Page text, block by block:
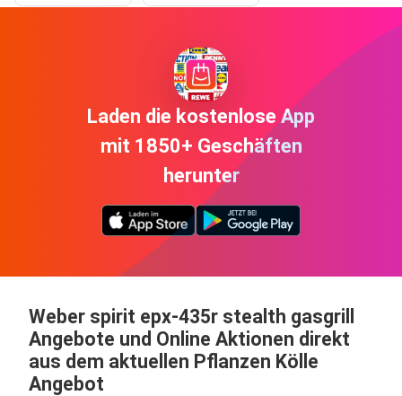
Laden die kostenlose App
mit 1850+ Geschäften
herunter
Weber spirit epx-435r stealth gasgrill
Angebote und Online Aktionen direkt
aus dem aktuellen Pflanzen Kölle
Angebot